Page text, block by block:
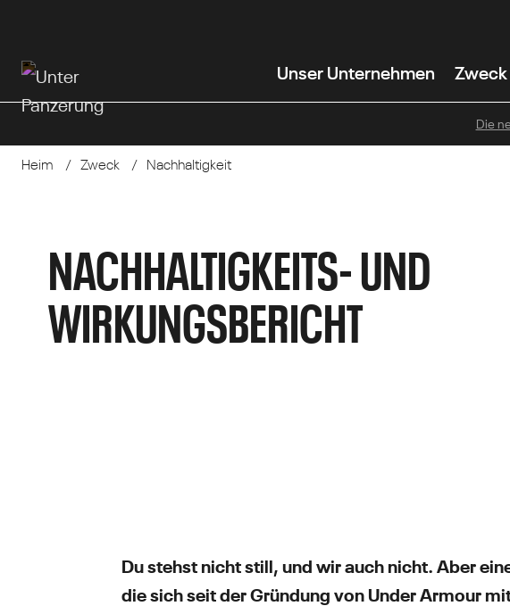
wechseln
Unser Unternehmen Zweck
Die
Heim Zweck Nachhaltigkeit
NACHHALTIGKEITS- UND
WIRKUNGSBERICHT
Du stehst nicht still, und wir auch nicht. Aber
die sich seit der Gründung von Under Armour